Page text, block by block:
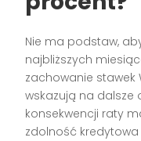
Nie ma podstaw,
najbliższych
zachowanie stawek
wskazują na dalsze
konsekwencji raty
zdolność